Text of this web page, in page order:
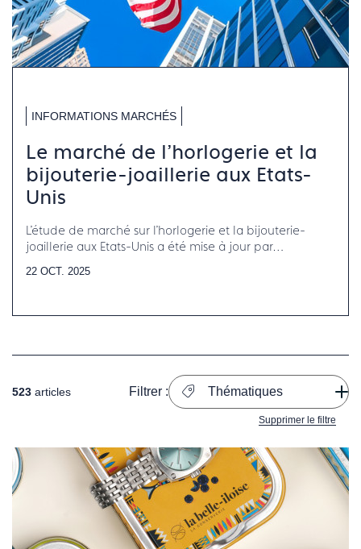
INFORMATIONS MARCHÉS
Le marché de l'horlogerie et la
bijouterie-joaillerie aux Etats-
Unis
L'étude de marché sur l'horlogerie et la bijouterie-
joaillerie aux Etats-Unis a été mise à jour par
22 OCT. 2025
523 articles Filtrer : Thématiques
Supprimer le filtre